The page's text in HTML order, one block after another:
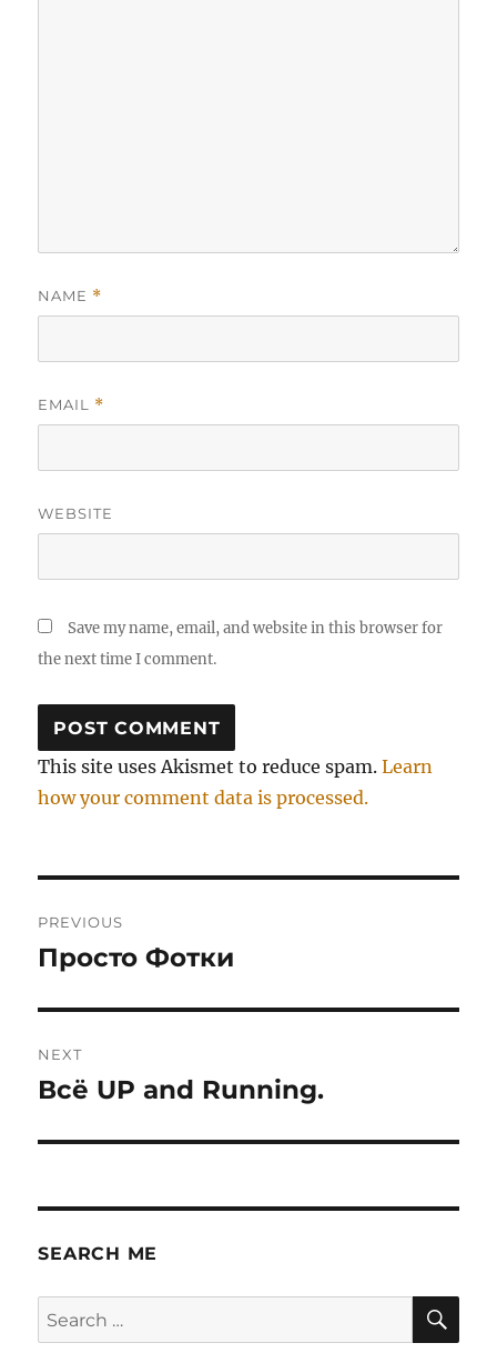
NAME *
EMAIL *
WEBSITE
Save my name, email, and website in this browser for
the next time I comment.
This site uses Akismet to reduce spam.Learn
how your comment data is processed.
navigation
PREVIOUS
Previous
Просто Фотки
NEXT
Next
Всё UP and Running.
SEARCH ME
Search
for: